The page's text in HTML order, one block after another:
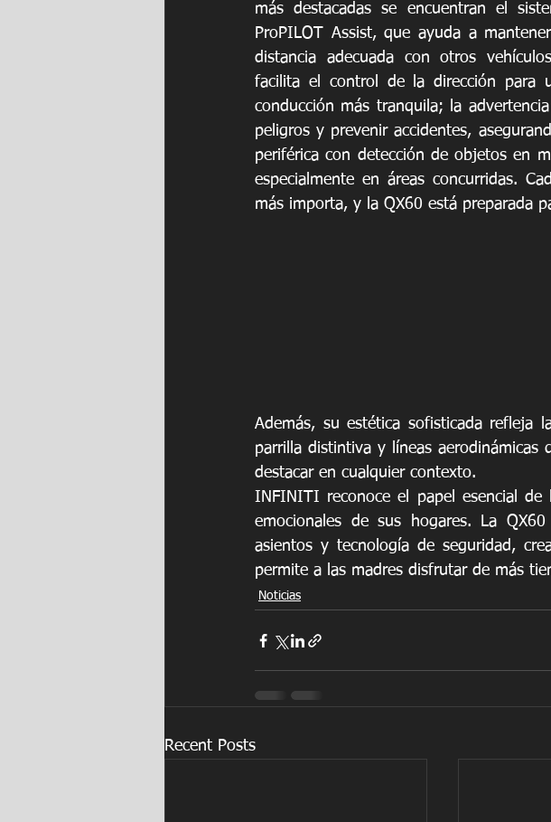
más destacadas se encuentran el
ProPILOT Assist, que ayuda a
distancia adecuada con otros
facilita el control de la dirección para
conducción más tranquila; la
peligros y prevenir accidentes,
periférica con detección de objetos en
especialmente en áreas concurridas.
más importa, y la QX60 está preparada
Además, su estética sofisticada refleja
parrilla distintiva y líneas aerodinámicas
destacar en cualquier contexto.
INFINITI reconoce el papel esencial
emocionales de sus hogares. La
asientos y tecnología de seguridad,
permite a las madres disfrutar de más
Noticias
Recent Posts